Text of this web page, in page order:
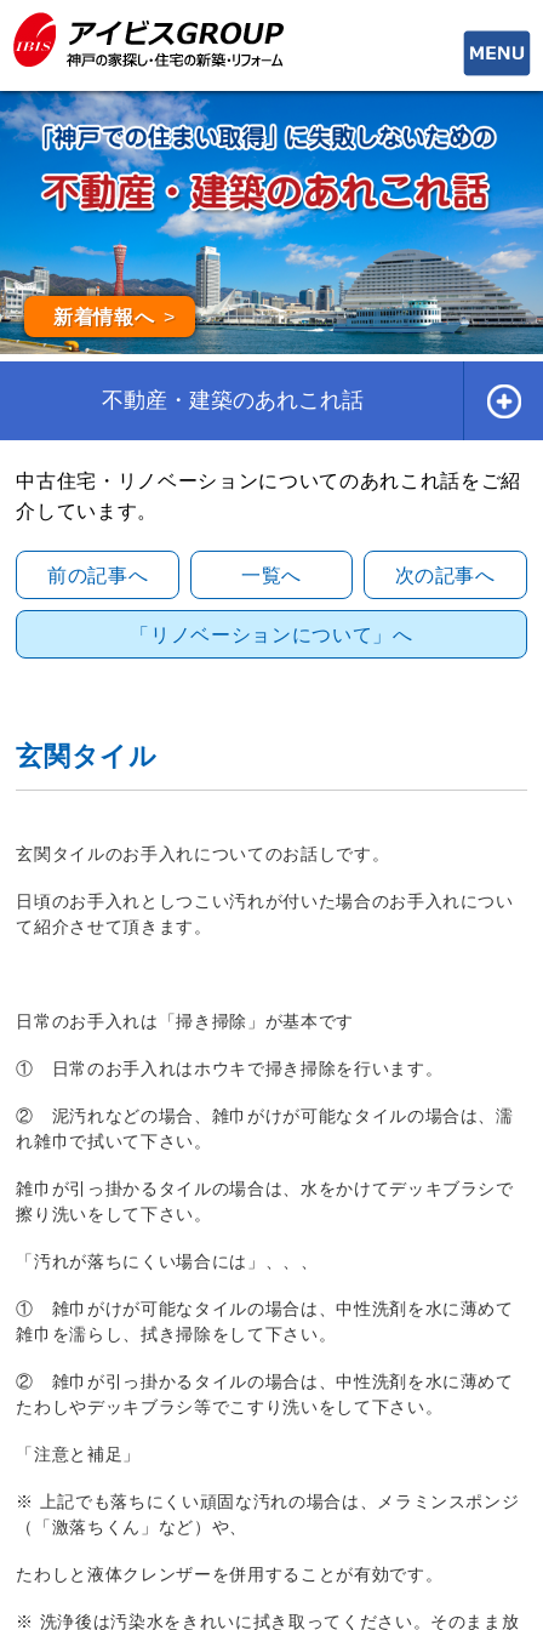
toggle
新着情報へ
不動産・建築のあれこれ話
中古住宅・リノベーションについてのあれこれ話をご紹
介しています。
前の記事へ 一覧へ 次の記事へ
「リノベーションについて」へ
玄関タイル
玄関タイルのお手入れについてのお話しです。
日頃のお手入れとしつこい汚れが付いた場合のお手入れについ
て紹介させて頂きます。
日常のお手入れは「掃き掃除」が基本です
① 日常のお手入れはホウキで掃き掃除を行います。
② 泥汚れなどの場合、雑巾がけが可能なタイルの場合は、濡
れ雑巾で拭いて下さい。
雑巾が引っ掛かるタイルの場合は、水をかけてデッキブラシで
擦り洗いをして下さい。
「汚れが落ちにくい場合には」、、、
① 雑巾がけが可能なタイルの場合は、中性洗剤を水に薄めて
雑巾を濡らし、拭き掃除をして下さい。
② 雑巾が引っ掛かるタイルの場合は、中性洗剤を水に薄めて
たわしやデッキブラシ等でこすり洗いをして下さい。
「注意と補足」
※ 上記でも落ちにくい頑固な汚れの場合は、メラミンスポンジ
（「激落ちくん」など）や、
たわしと液体クレンザーを併用することが有効です。
※ 洗浄後は汚染水をきれいに拭き取ってください。そのまま放